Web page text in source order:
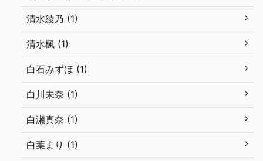
清水綾乃 (1)
清水楓 (1)
白石みずほ (1)
白川未奈 (1)
白瀬真奈 (1)
白葉まり (1)